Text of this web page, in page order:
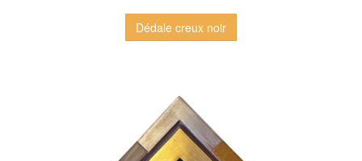
Dédale creux noir